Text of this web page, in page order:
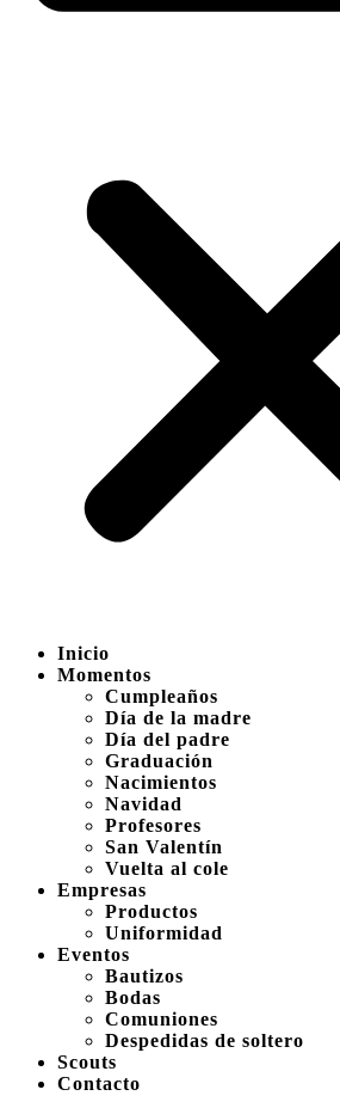
Inicio
Momentos
Cumpleaños
Día de la madre
Día del padre
Graduación
Nacimientos
Navidad
Profesores
San Valentín
Vuelta al cole
Empresas
Productos
Uniformidad
Eventos
Bautizos
Bodas
Comuniones
Despedidas de soltero
Scouts
Contacto